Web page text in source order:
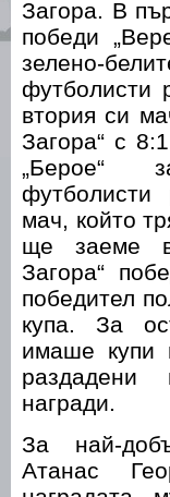
Загора. В
победи
зелено-
футболисти
втория си
Загора“ с
„Берое“
мач, който
ще заеме
Загора“
победител
купа. За
имаше купи
раздадени
награди.
За най-
Атанас